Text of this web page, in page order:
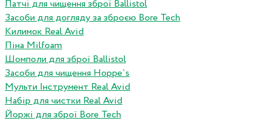
Патчі для чищення зброї Ballistol
Засоби для догляду за зброєю Bore Tech
Килимок Real Avid
Піна Milfoam
Шомполи для зброї Ballistol
Засоби для чищення Hoppe`s
Мульти Інструмент Real Avid
Набір для чистки Real Avid
Йоржі для зброї Bore Tech